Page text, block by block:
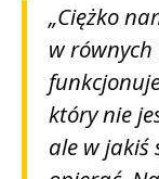
„Ciężko
w
który nie
ale w jakiś